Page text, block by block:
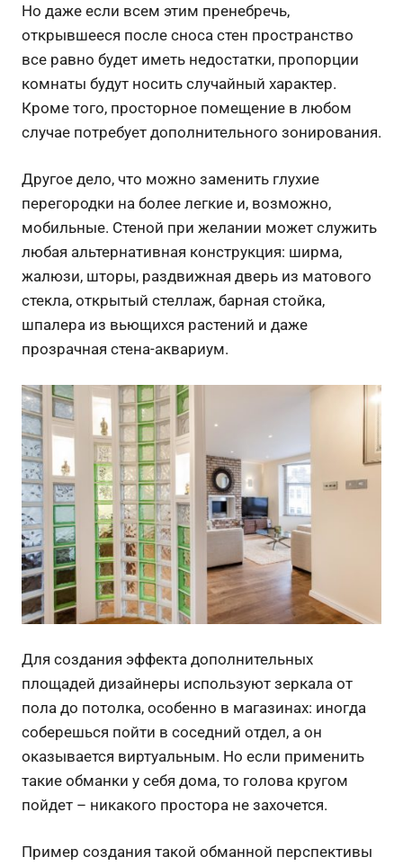
Но даже если всем этим пренебречь,
открывшееся после сноса стен пространство
все равно будет иметь недостатки, пропорции
комнаты будут носить случайный характер.
Кроме того, просторное помещение в любом
случае потребует дополнительного зонирования.
Другое дело, что можно заменить глухие
перегородки на более легкие и, возможно,
мобильные. Стеной при желании может служить
любая альтернативная конструкция: ширма,
жалюзи, шторы, раздвижная дверь из матового
стекла, открытый стеллаж, барная стойка,
шпалера из вьющихся растений и даже
прозрачная стена-аквариум.
Для создания эффекта дополнительных
площадей дизайнеры используют зеркала от
пола до потолка, особенно в магазинах: иногда
соберешься пойти в соседний отдел, а он
оказывается виртуальным. Но если применить
такие обманки у себя дома, то голова кругом
пойдет – никакого простора не захочется.
Пример создания такой обманной перспективы